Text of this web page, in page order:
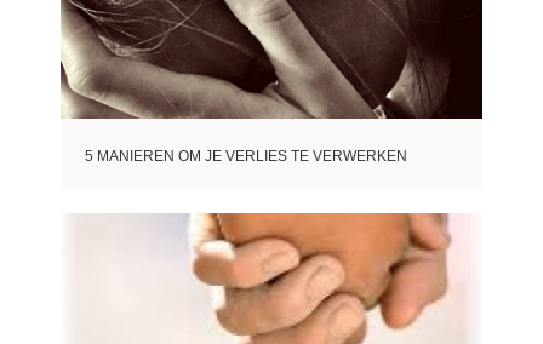
5 MANIEREN OM JE VERLIES TE VERWERKEN